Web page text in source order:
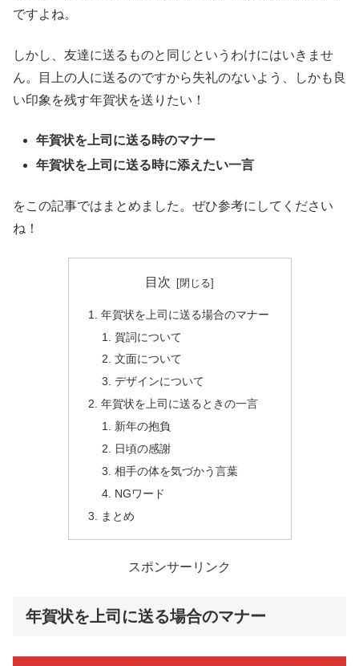
ですよね。
しかし、友達に送るものと同じというわけにはいきませ
ん。目上の人に送るのですから失礼のないよう、しかも良
い印象を残す年賀状を送りたい！
年賀状を上司に送る時のマナー
年賀状を上司に送る時に添えたい一言
をこの記事ではまとめました。ぜひ参考にしてください
ね！
目次
年賀状を上司に送る場合のマナー
賀詞について
文面について
デザインについて
年賀状を上司に送るときの一言
新年の抱負
日頃の感謝
相手の体を気づかう言葉
NGワード
まとめ
スポンサーリンク
年賀状を上司に送る場合のマナー